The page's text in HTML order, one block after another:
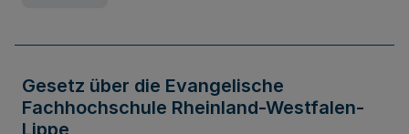
Gesetz über die Evangelische
Fachhochschule Rheinland-Westfalen-
Lippe